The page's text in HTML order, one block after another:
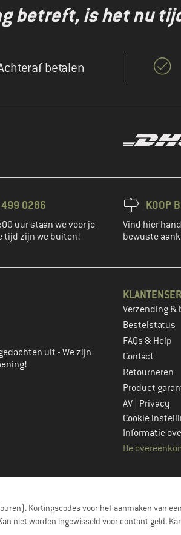
betreft, is het nu
betalen
0286
uur staan we voor je
tijd zijn we buiten!
KOOP
Vind hier
bewuste
aan
uit - We zijn
Verzending &
Bestelstatus
FAQs & Help
Contact
Retourneren
Product
AV Privacy
Cookie
Informatie
De
Kortingscodes voor het aanmaken van
niet worden ingewisseld voor contant geld.